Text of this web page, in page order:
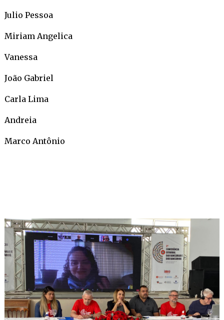
Julio Pessoa
Miriam Angelica
Vanessa
João Gabriel
Carla Lima
Andreia
Marco Antônio